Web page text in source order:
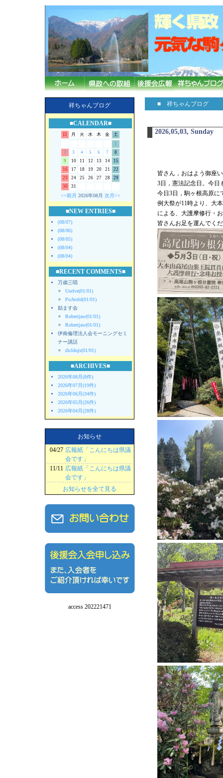
祥ちゃんブログ
■CALENDAR■
日 月 火 水 木 金
土
1
2
3 4 5 6 7
8
9
10 11 12 13 14
15
16
17 18 19 20 21
22
23
24 25 26 27 28
29
30
31
<<前月 2026年08月 次月>>
■NEW ENTRIES■
(08/07)
(08/06)
(08/05)
(08/04)
(08/04)
■RECENT COMMENTS■
万歳三唱
Uselve(01/01)
PoAveld(01/01)
励ます会
Robertjaw(01/01)
Robertjaw(01/01)
伊南倫理法人会モーニングセミ
ナー講話
dicldujs(01/01)
■ARCHIVES■
2026年08月(8件)
2026年07月(19件)
2026年06月(34件)
2026年05月(26件)
2026年04月(28件)
お知らせ
04/27 広報紙「こんにちは県議
会です」
11/11 広報紙「こんにちは県議
会です」
お知らせを全て見る
access 202221471
■ 祥ちゃんブログ
2026,05,03, Sunday
皆さん，おはよう御座
3日，憲法記念日。今日
今日3日，駒ヶ根高原に
例大祭が11時より、大
による、大護摩修行・
皆さんお足を運んでく